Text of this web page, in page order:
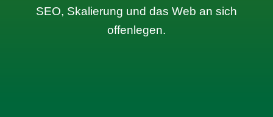
SEO, Skalierung und das Web an sich
offenlegen.